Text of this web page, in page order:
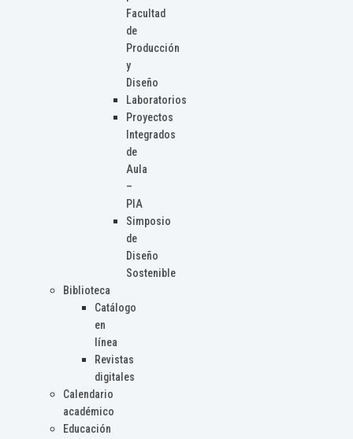
Facultad
de
Producción
y
Diseño
Laboratorios
Proyectos
Integrados
de
Aula
–
PIA
Simposio
de
Diseño
Sostenible
Biblioteca
Catálogo
en
línea
Revistas
digitales
Calendario
académico
Educación